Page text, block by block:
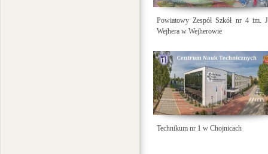
Powiatowy Zespół Szkół nr 4 im.
Wejhera w Wejherowie
Technikum nr 1 w Chojnicach